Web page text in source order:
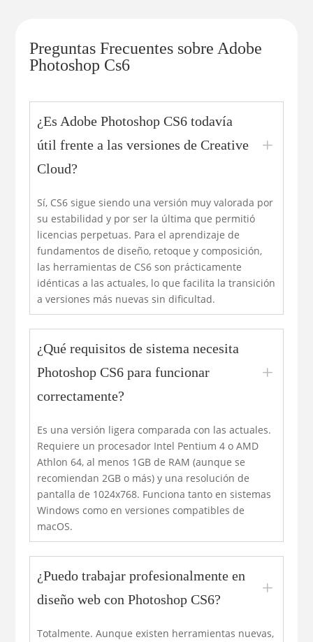
Preguntas Frecuentes sobre Adobe
Photoshop Cs6
¿Es Adobe Photoshop CS6 todavía
útil frente a las versiones de Creative
Cloud?
L
Sí, CS6 sigue siendo una versión muy valorada por
su estabilidad y por ser la última que permitió
licencias perpetuas. Para el aprendizaje de
fundamentos de diseño, retoque y composición,
las herramientas de CS6 son prácticamente
idénticas a las actuales, lo que facilita la transición
a versiones más nuevas sin dificultad.
¿Qué requisitos de sistema necesita
Photoshop CS6 para funcionar
correctamente?
L
Es una versión ligera comparada con las actuales.
Requiere un procesador Intel Pentium 4 o AMD
Athlon 64, al menos 1GB de RAM (aunque se
recomiendan 2GB o más) y una resolución de
pantalla de 1024x768. Funciona tanto en sistemas
Windows como en versiones compatibles de
macOS.
¿Puedo trabajar profesionalmente en
diseño web con Photoshop CS6?
L
Totalmente. Aunque existen herramientas nuevas,